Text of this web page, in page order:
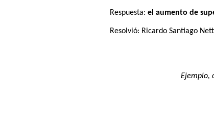
Respuesta:el aumento de
Resolvió: Ricardo Santiago
Ejemplo,